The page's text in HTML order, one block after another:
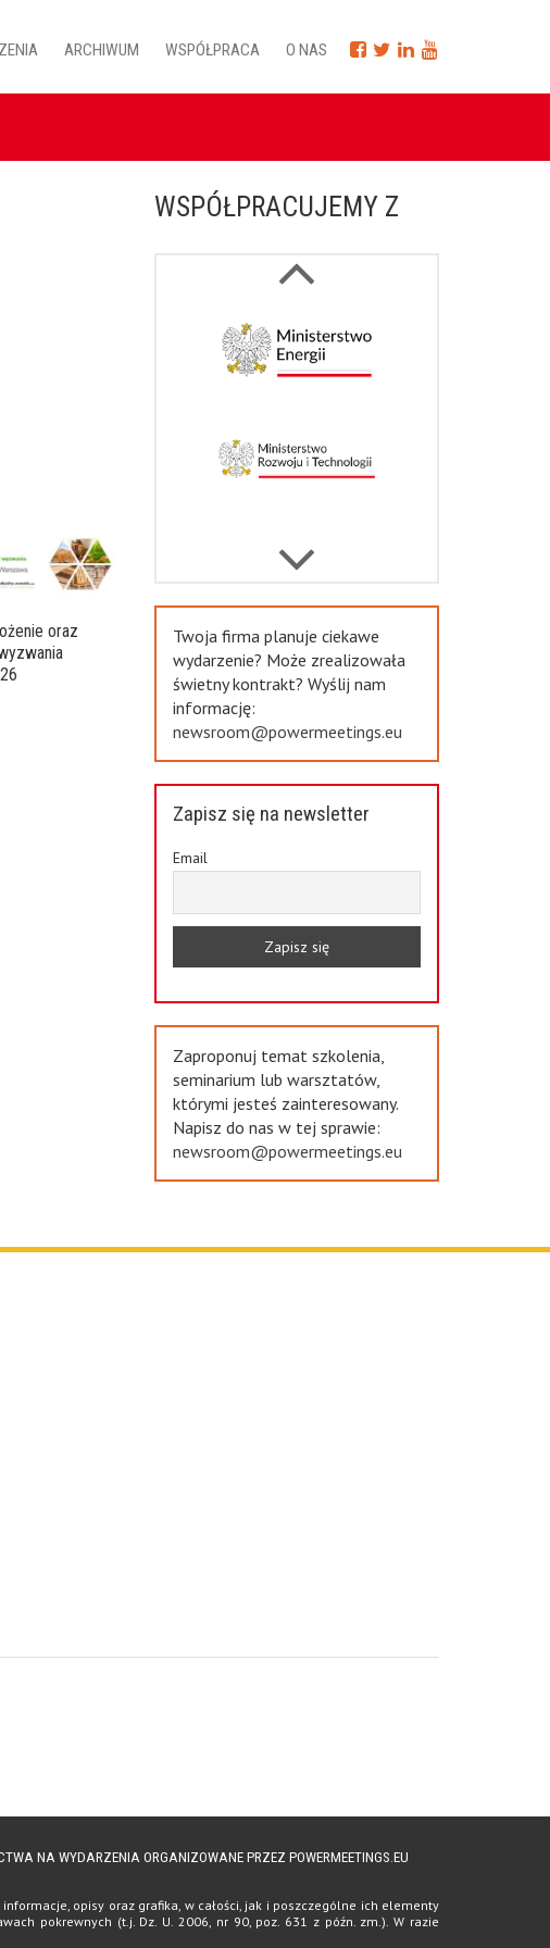
ARCHIWUM WSPÓŁPRACA O NAS
oraz
WSPÓŁPRACUJEMY Z
Twoja firma planuje ciekawe
wydarzenie? Może zrealizowała
świetny kontrakt? Wyślij nam
informację:
newsroom@powermeetings.eu
Zapisz się na newsletter
Email
Zaproponuj temat szkolenia,
seminarium lub warsztatów,
którymi jesteś zainteresowany.
Napisz do nas w tej sprawie:
newsroom@powermeetings.eu
NA WYDARZENIA ORGANIZOWANE PRZEZ POWERMEETINGS.EU
opisy oraz grafika, w całości, jak i poszczególne ich elementy
pokrewnych (t.j. Dz. U. 2006, nr 90, poz. 631 z późn. zm.). W razie